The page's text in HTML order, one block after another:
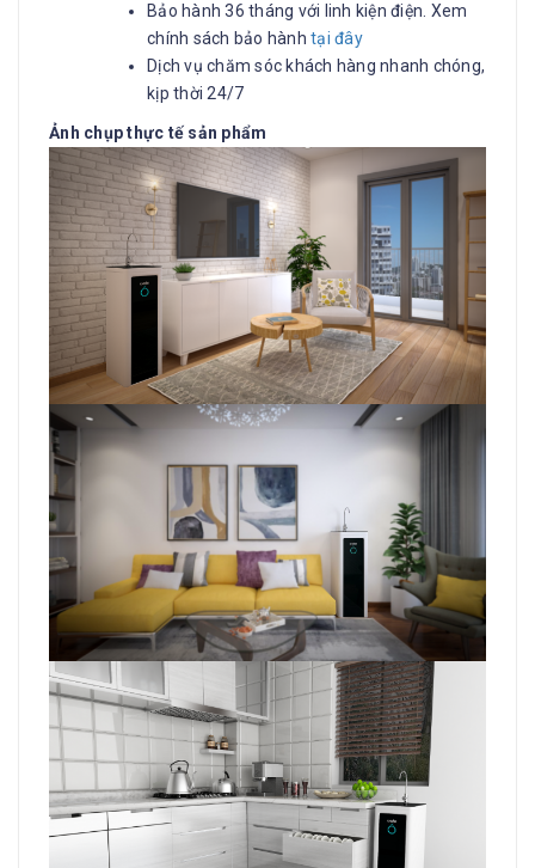
Bảo hành 36 tháng với linh kiện điện. Xem
chính sách bảo hành tại đây
Dịch vụ chăm sóc khách hàng nhanh chóng,
kịp thời 24/7
Ảnh chụp thực tế sản phẩm